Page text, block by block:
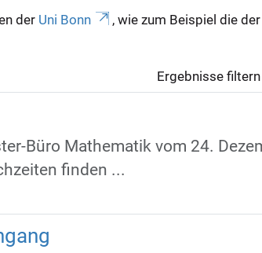
der Uni Bonn , wie zum Beispiel die der
Ergebnisse filtern
Büro Mathematik vom 24.
finden ...